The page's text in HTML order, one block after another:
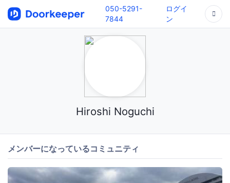
050-5291-
7844
ログイ
ン
Hiroshi Noguchi
メンバーになっているコミュニティ